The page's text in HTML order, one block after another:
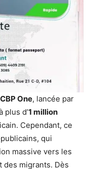
CBP One, lancée par
plus d’1 million
Cependant, ce
qui
massive vers les
des migrants. Dès